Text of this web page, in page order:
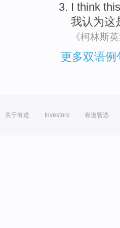
I think this
我认为这
《柯林斯
更多双语例
关于有道 Investors 有道智选